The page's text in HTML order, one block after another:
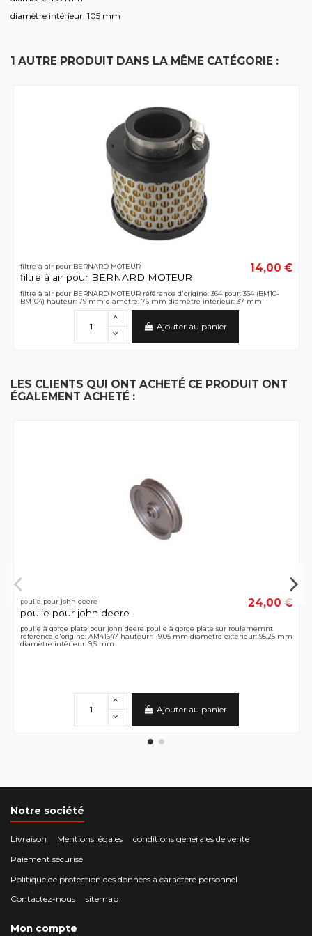
diamètre intérieur: 105 mm
1 AUTRE PRODUIT DANS LA MÊME CATÉGORIE :
filtre à air pour BERNARD MOTEUR
filtre à air pour BERNARD MOTEUR
14,00 €
filtre à air pour BERNARD MOTEUR référence d'origine: 364 pour: 364 (BM10-
BM104) hauteur: 79 mm diamètre: 76 mm diamètre intérieur: 37 mm
Ajouter au panier
LES CLIENTS QUI ONT ACHETÉ CE PRODUIT ONT
ÉGALEMENT ACHETÉ :
poulie pour john deere
poulie pour john deere
24,00 €
poulie à gorge plate pour john deere poulie à gorge plate sur roulememnt
référence d'origine: AM41647 hauteurr: 19,05 mm diamètre extérieur: 95,25 mm
diamètre intérieur: 9,5 mm
Ajouter au panier
Notre société
Livraison Mentions légales
conditions generales de vente
Paiement sécurisé
Politique de protection des données à caractère personnel
Contactez-nous
sitemap
Mon compte